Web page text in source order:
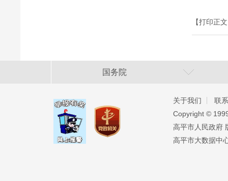
【打印正
国务院
关于我们
联
Copyright ©️
高平市人民政府
高平市大数据